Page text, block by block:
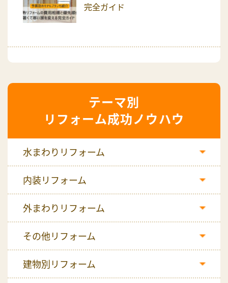
完全ガイド
リフォーム成功ノウハウ
水まわりリフォーム
内装リフォーム
外まわりリフォーム
その他リフォーム
建物別リフォーム